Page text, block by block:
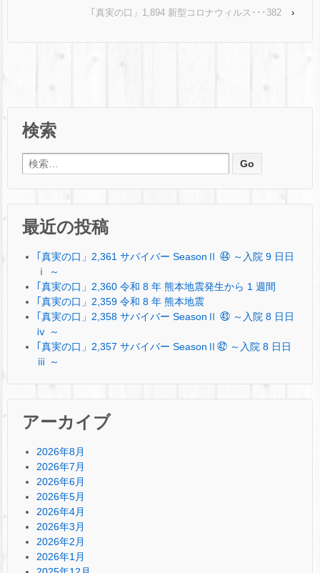
｢真実の口」1,894 新型コロナウィルス･･･382
›
検索
検索:
最近の投稿
｢真実の口」2,361 サバイバー SeasonⅡ ㊹ ～入院 9 日日
ⅰ ～
｢真実の口」2,360 令和 8 年 熊本地震発生から 1 週間
｢真実の口」2,359 令和 8 年 熊本地震
｢真実の口」2,358 サバイバー SeasonⅡ ㊸ ～入院 8 日日
ⅳ ～
｢真実の口」2,357 サバイバー SeasonⅡ㊷ ～入院 8 日日
ⅲ ～
アーカイブ
2026年8月
2026年7月
2026年6月
2026年5月
2026年4月
2026年3月
2026年2月
2026年1月